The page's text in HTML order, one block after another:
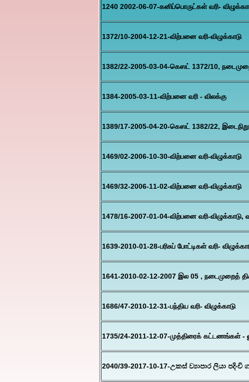
1240 2002-06-07-கனிப்பொருட்கள் வரி-
1372/10-2004-12-21-விற்பனை வரி-விழுக்காடு
1382/22-2005-03-04-கெஸட் 1372/10,
1384-2005-03-11-விற்பனை வரி - விலக்கு
1389/17-2005-04-20-கெஸட் 1382/22,
1469/02-2006-10-30-விற்பனை வரி-விழுக்காடு
1469/32-2006-11-02-விற்பனை வரி-விழுக்காடு
1478/16-2007-01-04-விற்பனை வரி-
1639-2010-01-28-பரிசுப் போட்டிகள் வரி-
1641-2010-02-12-2007 இல 05 , நடைமுறைத்
1686/47-2010-12-31-பந்திய வரி- விழுக்காடு
1735/24-2011-12-07-முத்திரைக் கட்டணங்கள் -
2040/39-2017-10-17-උකස් ව්‍යාපාර ලියා